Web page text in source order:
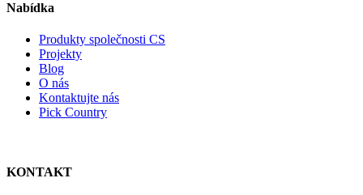
Nabídka
Produkty společnosti CS
Projekty
Blog
O nás
Kontaktujte nás
Pick Country
KONTAKT